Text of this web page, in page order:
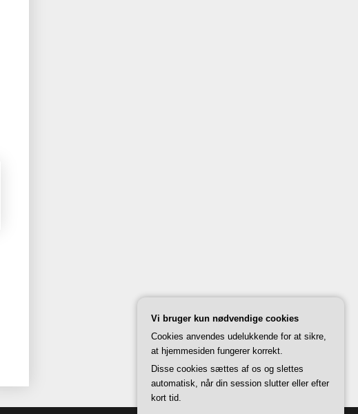
Vi bruger kun nødvendige cookies
Cookies anvendes udelukkende for at sikre,
at hjemmesiden fungerer korrekt.
Disse cookies sættes af os og slettes
automatisk, når din session slutter eller efter
kort tid.